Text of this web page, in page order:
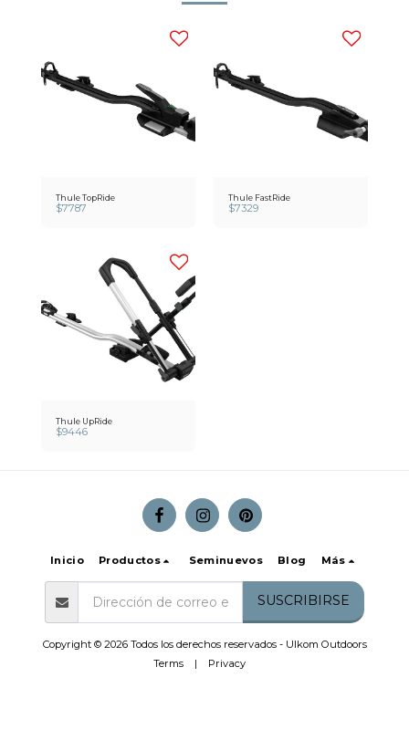
Thule TopRide
$7787
Thule FastRide
$7329
Thule UpRide
$9446
Inicio Productos Seminuevos Blog Más
SUSCRIBIRSE
Copyright © 2026 Todos los derechos reservados - Ulkom Outdoors
Terms| Privacy